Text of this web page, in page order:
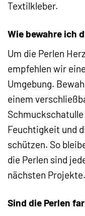
Textilkleber.
Wie bewahre ich
Um die Perlen
empfehlen wir
Umgebung.
einem
Feuchtigkeit und
schützen. So
die Perlen sind
nächsten Projekte.
Sind die Perlen